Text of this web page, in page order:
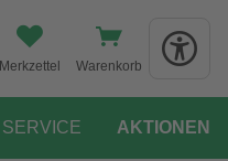
Merkzettel Warenkorb
SERVICE AKTIONEN